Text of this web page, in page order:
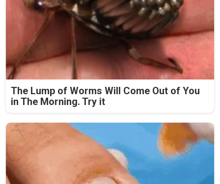
The Lump of Worms Will Come Out of You
in The Morning. Try it